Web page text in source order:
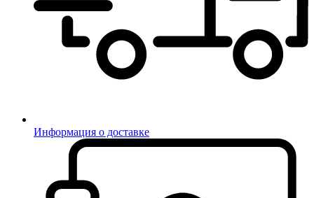
Информация о доставке